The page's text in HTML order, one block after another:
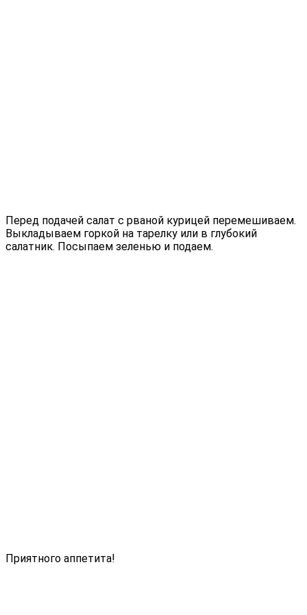
Перед подачей салат с рваной курицей перемешиваем.
Выкладываем горкой на тарелку или в глубокий
салатник. Посыпаем зеленью и подаем.
Приятного аппетита!